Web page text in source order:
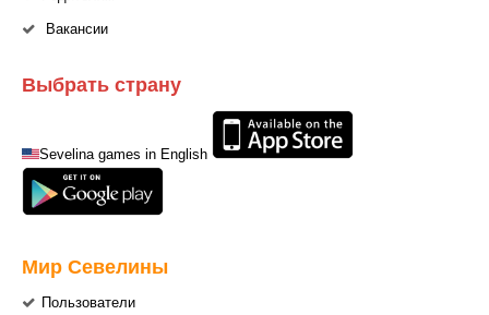
Вакансии
Выбрать страну
Sevelina games in English
Мир Севелины
Пользователи